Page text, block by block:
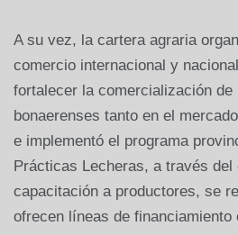
A su vez, la cartera agraria
comercio internacional y
fortalecer la comercialización
bonaerenses tanto en el
e implementó el programa
Prácticas Lecheras, a través del
capacitación a productores, se
ofrecen líneas de financiamiento